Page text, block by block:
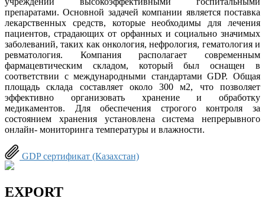
препаратами. Основной задачей компании является поставка
лекарственных средств, которые необходимы для лечения
пациентов, страдающих от орфанных и социально значимых
заболеваний, таких как онкология, нефрология, гематология и
ревматология. Компания располагает современным
фармацевтическим складом, который был оснащен в
соответствии с международными стандартами GDP. Общая
площадь склада составляет около 300 м2, что позволяет
эффективно организовать хранение и обработку
медикаментов. Для обеспечения строгого контроля за
состоянием хранения установлена система непрерывного
онлайн- мониторинга температуры и влажности.
GDP сертификат (Казахстан)
EXPORT